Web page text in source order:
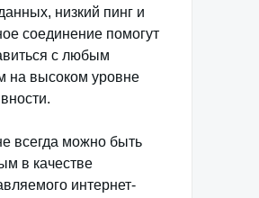
низкий пинг и
соединение помогут
с любым
на высоком уровне
всегда можно быть
в качестве
интернет-